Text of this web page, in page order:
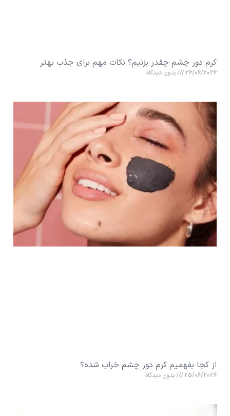
کرم دور چشم چقدر بزنیم؟ نکات مهم برای جذب بهتر
26/06/2026 بدون دیدگاه
از کجا بفهمیم کرم دور چشم خراب شده؟
25/06/2026 بدون دیدگاه